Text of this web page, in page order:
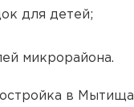
для детей;
микрорайона.
в